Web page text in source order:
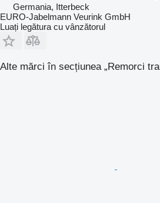
Germania, Itterbeck
EURO-Jabelmann Veurink GmbH
Luați legătura cu vânzătorul
Alte mărci în secțiunea „Remorci